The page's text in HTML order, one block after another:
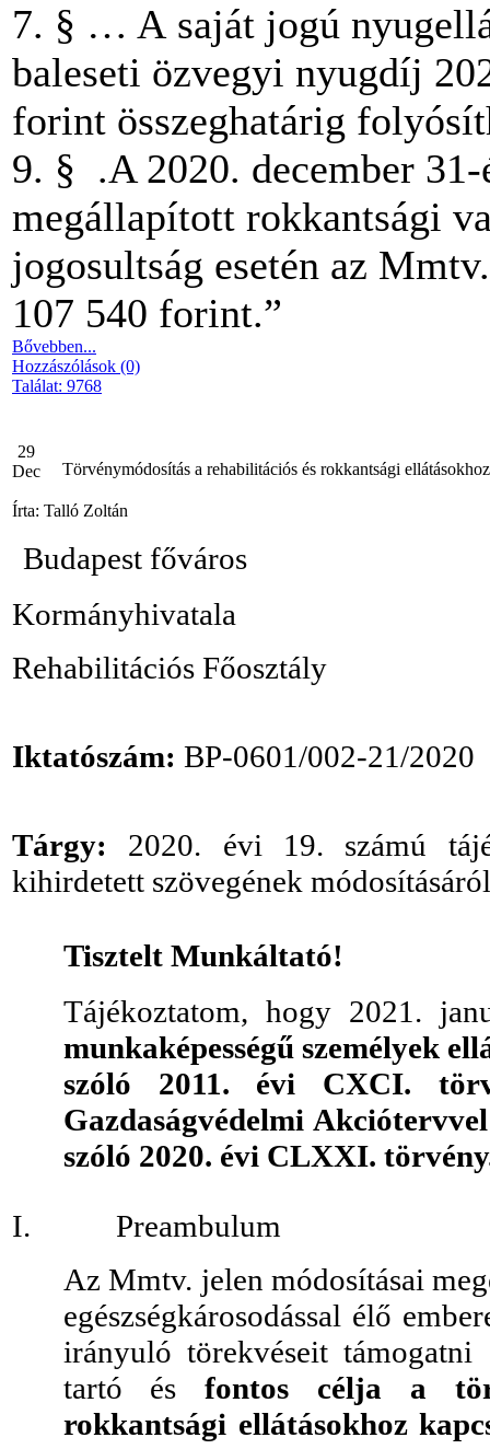
7. § … A saját jogú
baleseti özvegyi nyugdíj
forint összeghatárig
9. § .A 2020. december
megállapított rokkantsági
jogosultság esetén az
107 540 forint.”
Bővebben...
Hozzászólások (0)
Találat: 9768
29
Dec
Törvénymódosítás a rehabilitációs és rokkantsági
Írta: Talló Zoltán
Budapest főváros
Kormányhivatala
Rehabilitációs Főosztály
Iktatószám: BP-0601/002-21/2020
Tárgy: 2020. évi 19. számú
kihirdetett szövegének
Tisztelt Munkáltató!
Tájékoztatom, hogy 2021.
munkaképességű személyek
szóló 2011. évi CXCI.
Gazdaságvédelmi
szóló 2020. évi CLXXI.
I.
Preambulum
Az Mmtv. jelen módosításai
egészségkárosodással élő
irányuló törekvéseit támogatni
tartó ésfontos célja a
rokkantsági ellátásokhoz